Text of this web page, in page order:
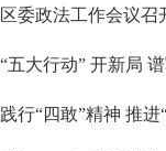
区委政法工作会议召
“五大行动” 开新局
践行“四敢”精神 推